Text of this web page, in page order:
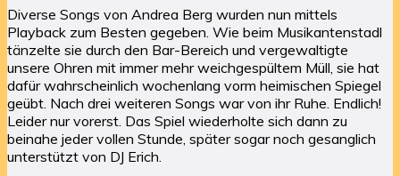
Diverse Songs von Andrea Berg wurden nun mittels
Playback zum Besten gegeben. Wie beim Musikantenstadl
tänzelte sie durch den Bar-Bereich und vergewaltigte
unsere Ohren mit immer mehr weichgespültem Müll, sie hat
dafür wahrscheinlich wochenlang vorm heimischen Spiegel
geübt. Nach drei weiteren Songs war von ihr Ruhe. Endlich!
Leider nur vorerst. Das Spiel wiederholte sich dann zu
beinahe jeder vollen Stunde, später sogar noch gesanglich
unterstützt von DJ Erich.